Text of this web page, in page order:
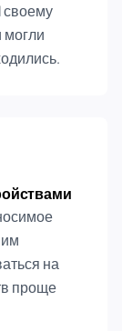
своему
могли
на
проще